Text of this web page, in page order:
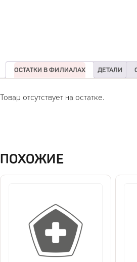
ОСТАТКИ В ФИЛИАЛАХ ДЕТАЛИ
Товар отсутствует на остатке.
ПОХОЖИЕ